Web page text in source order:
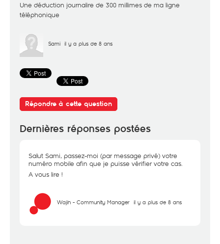
Une déduction journalire de 300 millimes de ma ligne
téléphonique
Sami il y a plus de 8 ans
Répondre à cette question
Dernières réponses postées
Salut Sami, passez-moi (par message privé) votre
numéro mobile afin que je puisse vérifier votre cas.
A vous lire !
Wajih - Community Manager il y a plus de 8 ans